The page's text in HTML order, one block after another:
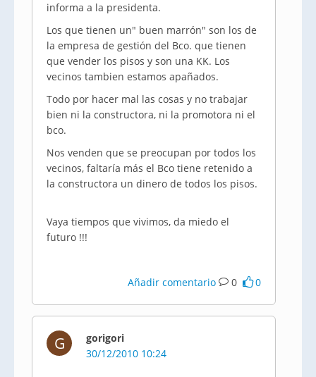
informa a la presidenta.
Los que tienen un" buen marrón" son los de
la empresa de gestión del Bco. que tienen
que vender los pisos y son una KK. Los
vecinos tambien estamos apañados.
Todo por hacer mal las cosas y no trabajar
bien ni la constructora, ni la promotora ni el
bco.
Nos venden que se preocupan por todos los
vecinos, faltaría más el Bco tiene retenido a
la constructora un dinero de todos los pisos.
Vaya tiempos que vivimos, da miedo el
futuro !!!
Añadir comentario 0 0
G
gorigori
30/12/2010 10:24